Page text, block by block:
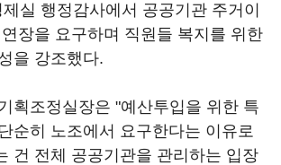
실 행정감사에서 공공기관 주거이
장을 요구하며 직원들 복지를 위한
을 강조했다.
획조정실장은 "예산투입을 위한 특
순히 노조에서 요구한다는 이유로
건 전체 공공기관을 관리하는 입장